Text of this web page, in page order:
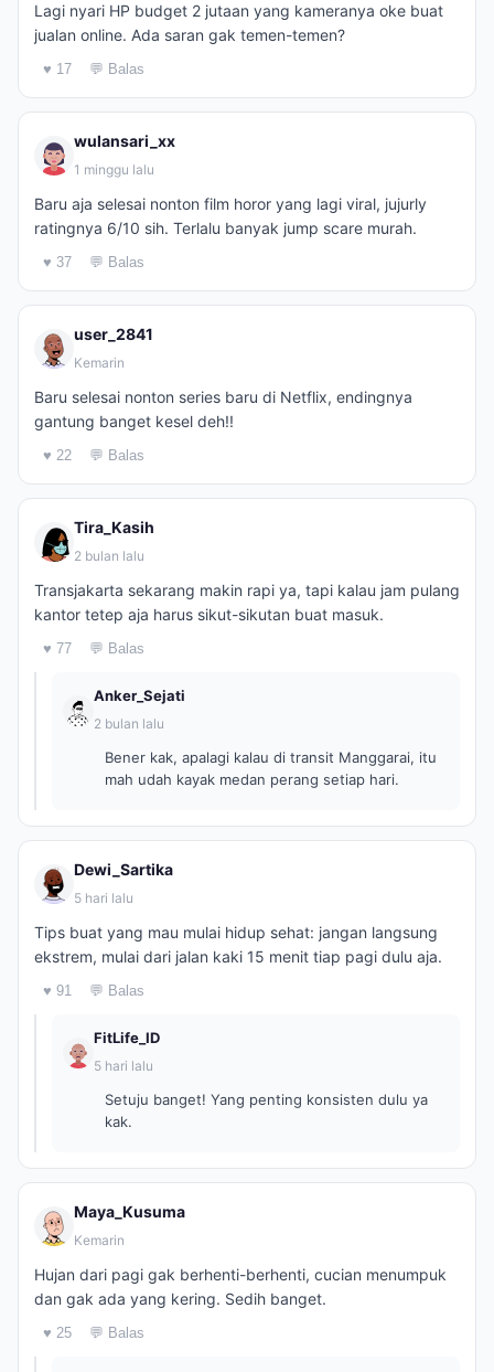
Lagi nyari HP budget 2 jutaan yang kameranya oke buat
jualan online. Ada saran gak temen-temen?
♥ 17 💬 Balas
wulansari_xx
1 minggu lalu
Baru aja selesai nonton film horor yang lagi viral, jujurly
ratingnya 6/10 sih. Terlalu banyak jump scare murah.
♥ 37 💬 Balas
user_2841
Kemarin
Baru selesai nonton series baru di Netflix, endingnya
gantung banget kesel deh!!
♥ 22 💬 Balas
Tira_Kasih
2 bulan lalu
Transjakarta sekarang makin rapi ya, tapi kalau jam pulang
kantor tetep aja harus sikut-sikutan buat masuk.
♥ 77 💬 Balas
Anker_Sejati
2 bulan lalu
Bener kak, apalagi kalau di transit Manggarai, itu
mah udah kayak medan perang setiap hari.
Dewi_Sartika
5 hari lalu
Tips buat yang mau mulai hidup sehat: jangan langsung
ekstrem, mulai dari jalan kaki 15 menit tiap pagi dulu aja.
♥ 91 💬 Balas
FitLife_ID
5 hari lalu
Setuju banget! Yang penting konsisten dulu ya
kak.
Maya_Kusuma
Kemarin
Hujan dari pagi gak berhenti-berhenti, cucian menumpuk
dan gak ada yang kering. Sedih banget.
♥ 25 💬 Balas